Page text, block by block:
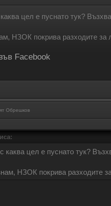
цел е пуснато тук?
НЗОК покрива разходите за
Facebook
Обрешков
каква цел е пуснато тук?
НЗОК покрива разходите